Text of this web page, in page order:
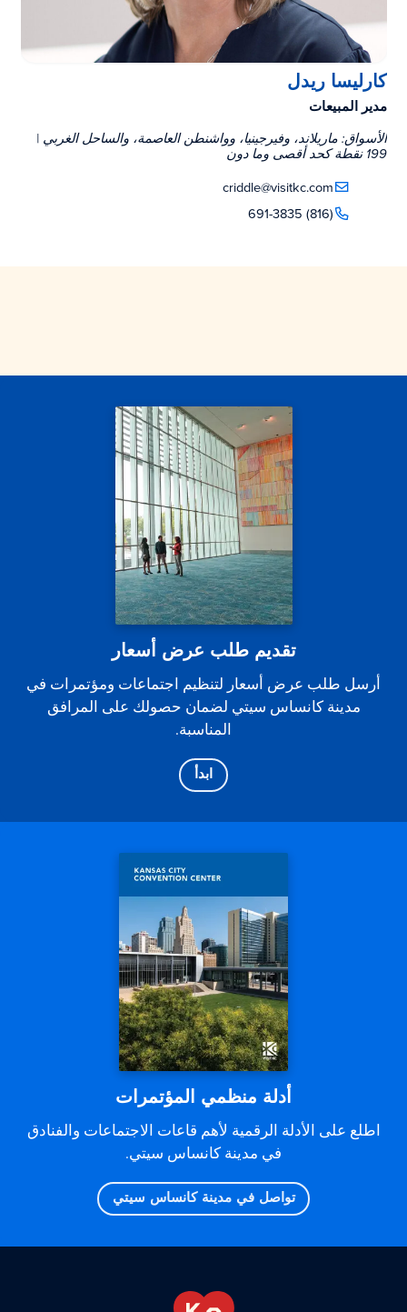
كارليسا ريدل
مدير المبيعات
الأسواق: ماريلاند، وفيرجينيا، وواشنطن العاصمة، والساحل الغربي |
199 نقطة كحد أقصى وما دون
criddle@visitkc.com
(816) 691-3835
تقديم طلب عرض أسعار
أرسل طلب عرض أسعار لتنظيم اجتماعات ومؤتمرات في
مدينة كانساس سيتي لضمان حصولك على المرافق
المناسبة.
ابدأ
أدلة منظمي المؤتمرات
اطلع على الأدلة الرقمية لأهم قاعات الاجتماعات والفنادق
في مدينة كانساس سيتي.
تواصل في مدينة كانساس سيتي